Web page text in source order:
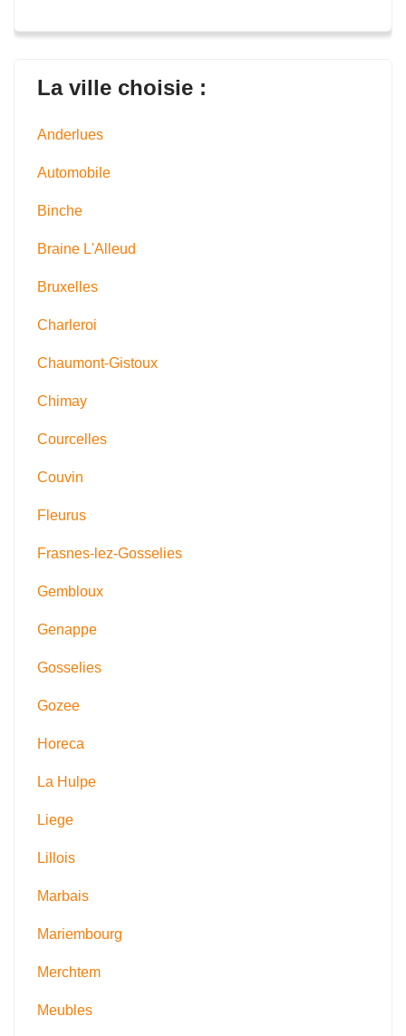
La ville choisie :
Anderlues
Automobile
Binche
Braine L'Alleud
Bruxelles
Charleroi
Chaumont-Gistoux
Chimay
Courcelles
Couvin
Fleurus
Frasnes-lez-Gosselies
Gembloux
Genappe
Gosselies
Gozee
Horeca
La Hulpe
Liege
Lillois
Marbais
Mariembourg
Merchtem
Meubles